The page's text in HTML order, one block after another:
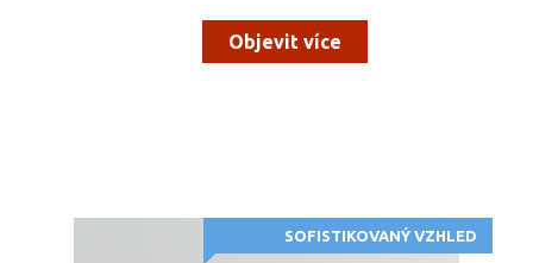
Objevit více
SOFISTIKOVANÝ VZHLED